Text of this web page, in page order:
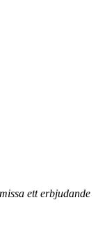
ett erbjudande